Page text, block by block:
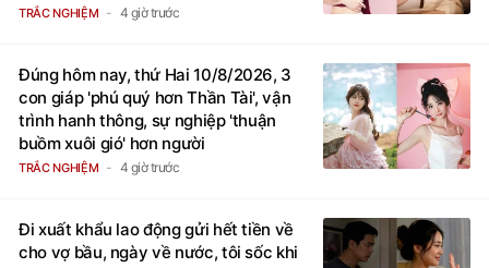
TRẮC NGHIỆM 4 giờ trước
Đúng hôm nay, thứ Hai 10/8/2026, 3
con giáp 'phú quý hơn Thần Tài', vận
trình hanh thông, sự nghiệp 'thuận
buồm xuôi gió' hơn người
TRẮC NGHIỆM 4 giờ trước
Đi xuất khẩu lao động gửi hết tiền về
cho vợ bầu, ngày về nước, tôi sốc khi